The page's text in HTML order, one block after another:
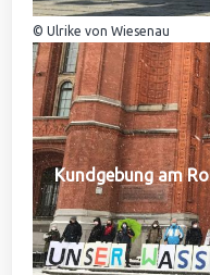
© Ulrike von Wiesenau
Kundgebung am